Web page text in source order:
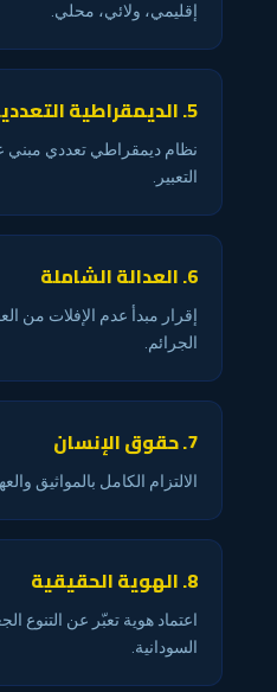
إقليمي، ولائي، محلي.
5. الديمقراطية التعددية
نظام ديمقراطي تعددي مبني
التعبير.
6. العدالة الشاملة
إقرار مبدأ عدم الإفلات من
الجرائم.
7. حقوق الإنسان
الالتزام الكامل بالمواثيق
8. الهوية الحقيقية
اعتماد هوية تعبّر عن التنوع
السودانية.